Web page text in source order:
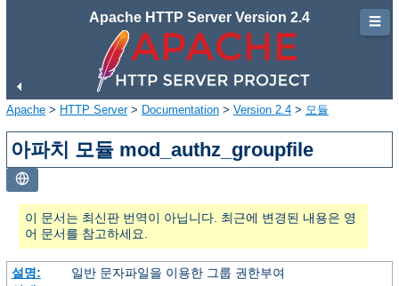
Apache HTTP Server Version 2.4
Apache > HTTP Server> Documentation > Version 2.4 > 모듈
아파치 모듈 mod_authz_groupfile
이 문서는 최신판 번역이 아닙니다. 최근에 변경된 내용은 영
어 문서를 참고하세요.
설명:
일반 문자파일을 이용한 그룹 권한부여
☰